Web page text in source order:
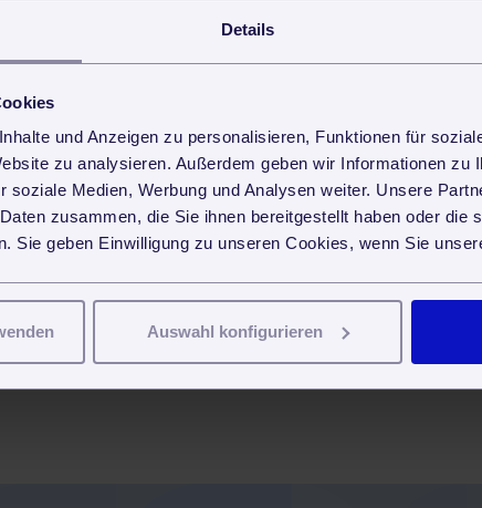
Details
und Anzeigen zu personalisieren, Funktionen für
zu analysieren. Außerdem geben wir Informationen zu
soziale Medien, Werbung und Analysen weiter. Unsere
zusammen, die Sie ihnen bereitgestellt haben oder die
Sie geben Einwilligung zu unseren Cookies, wenn Sie
Auswahl konfigurieren
Reform in Kraft
Jahres einige neue Regelungen in Kraft. Zum einen
Von 400 Euro monatlich wird das zulässige Entgelt auf 450
bei zwölf Monaten durchgängiger Beschäftigung
Als Grund für die Anhebung nennt die Bundesregierung,
2003 bestünde, während die Gehälter ringsherum und
des Arbeitnehmers. War es bislang so,
in die Rentenversicherung verpflichten konnten, wird das